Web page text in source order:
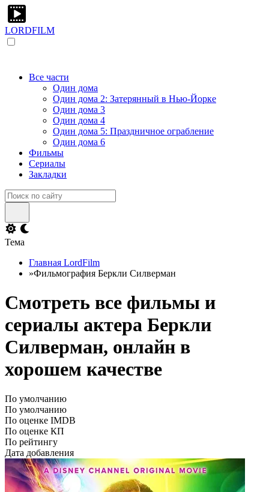
LORDFILM
Все части
Один дома
Один дома 2: Затерянный в Нью-Йорке
Один дома 3
Один дома 4
Один дома 5: Праздничное ограбление
Один дома 6
Фильмы
Сериалы
Закладки
Тема
Главная LordFilm
»Фильмография Беркли Силверман
Смотреть все фильмы и
сериалы актера Беркли
Силверман, онлайн в
хорошем качестве
По умолчанию
По умолчанию
По оценке IMDB
По оценке КП
По рейтингу
Дата добавления